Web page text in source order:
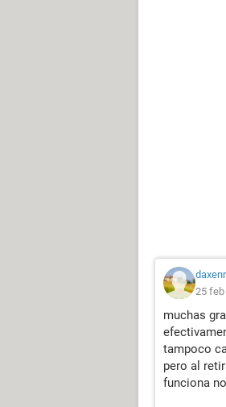
25 feb
muchas
tampoco
pero al
funciona